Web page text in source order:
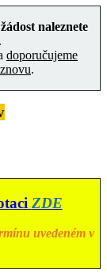
naleznete
.
doporučujeme
.
ZDE
uvedeném v